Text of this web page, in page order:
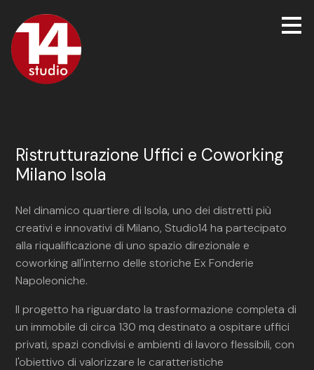
Passa
ai
contenuti
principali
Ristrutturazione Uffici e Coworking
Milano Isola
Nel dinamico quartiere di Isola, uno dei distretti più
creativi e innovativi di Milano, Studio14 ha partecipato
alla riqualificazione di uno spazio direzionale e
coworking all'interno delle storiche Ex Fonderie
Napoleoniche.
Il progetto ha riguardato la trasformazione completa di
un immobile di circa 130 mq destinato a ospitare uffici
privati, spazi condivisi e ambienti di lavoro flessibili, con
l'obiettivo di valorizzare le caratteristiche